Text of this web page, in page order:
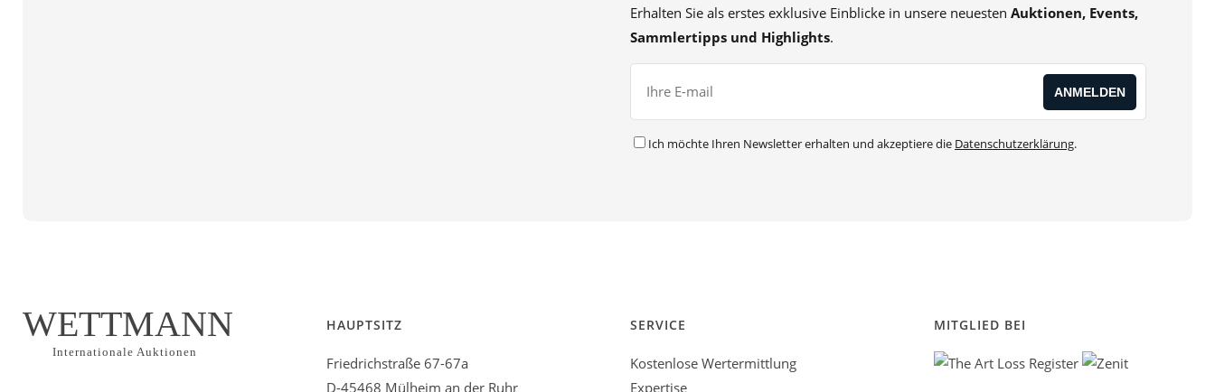
Erhalten Sie als erstes exklusive Einblicke in unsere neuesten Auktionen, Events,
Sammlertipps und Highlights.
Ich möchte Ihren Newsletter erhalten und akzeptiere die Datenschutzerklärung.
WETTMANN
Internationale Auktionen
HAUPTSITZ
Friedrichstraße 67-67a
D-45468 Mülheim an der Ruhr
SERVICE
Kostenlose Wertermittlung
Expertise
MITGLIED BEI